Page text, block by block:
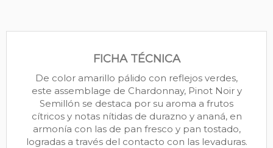
FICHA TÉCNICA
De color amarillo pálido con reflejos verdes,
este assemblage de Chardonnay, Pinot Noir y
Semillón se destaca por su aroma a frutos
cítricos y notas nítidas de durazno y ananá, en
armonía con las de pan fresco y pan tostado,
logradas a través del contacto con las levaduras.